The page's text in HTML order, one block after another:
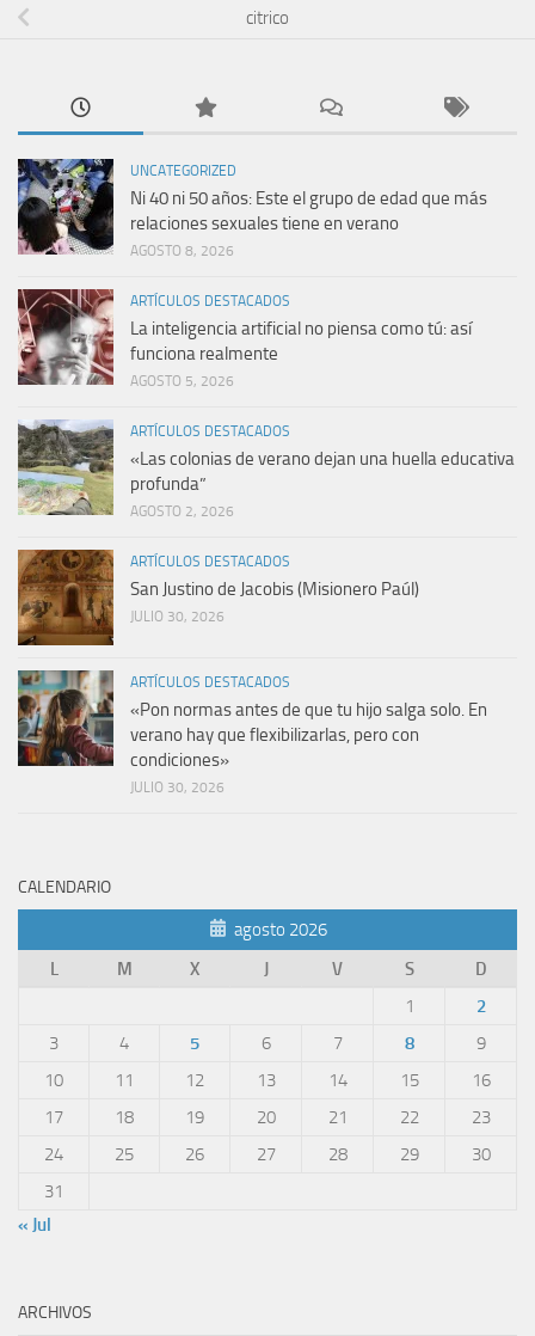
citrico
UNCATEGORIZED
Ni 40 ni 50 años: Este el grupo de edad que más
relaciones sexuales tiene en verano
AGOSTO 8, 2026
ARTÍCULOS DESTACADOS
La inteligencia artificial no piensa como tú: así
funciona realmente
AGOSTO 5, 2026
ARTÍCULOS DESTACADOS
«Las colonias de verano dejan una huella educativa
profunda”
AGOSTO 2, 2026
ARTÍCULOS DESTACADOS
San Justino de Jacobis (Misionero Paúl)
JULIO 30, 2026
ARTÍCULOS DESTACADOS
«Pon normas antes de que tu hijo salga solo. En
verano hay que flexibilizarlas, pero con
condiciones»
JULIO 30, 2026
CALENDARIO
agosto 2026
L
M X J V S
D
1
2
3
4 5 6 7 8
9
10
11 12 13 14 15
16
17
18 19 20 21 22
23
24
25 26 27 28 29
30
31
« Jul
ARCHIVOS